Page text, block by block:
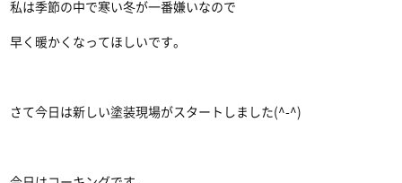
私は季節の中で寒い冬が一番嫌いなので
早く暖かくなってほしいです。
さて今日は新しい塗装現場がスタートしました(^-^)